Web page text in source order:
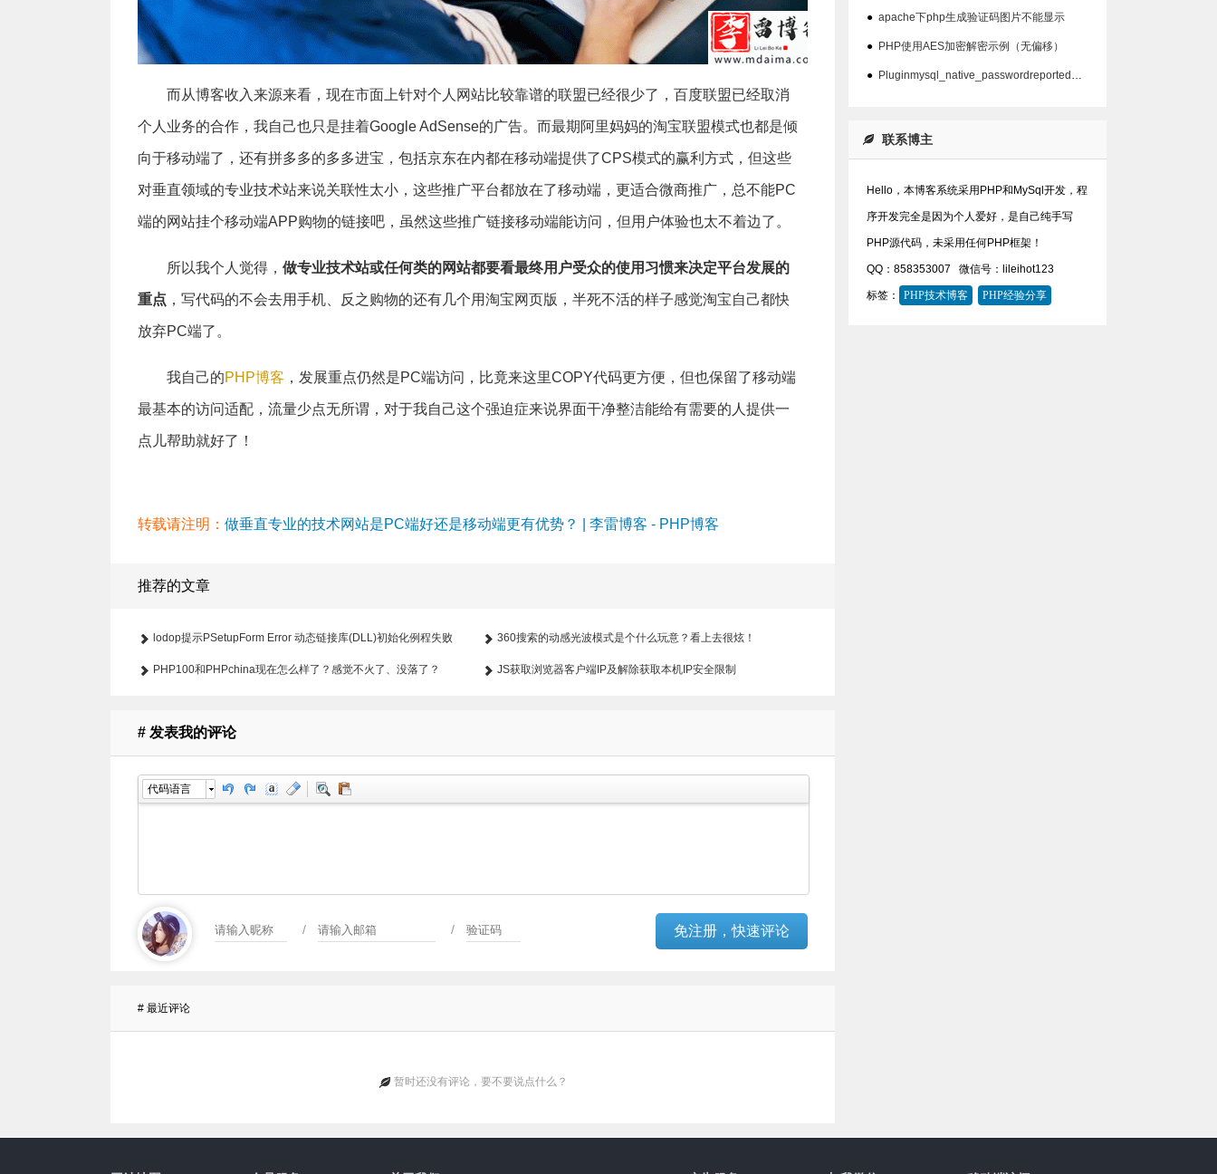
而从博客收入来源来看，现在市面上针对个人网站比较靠谱的联盟已经很少了，百度联盟已经取消
个人业务的合作，我自己也只是挂着Google AdSense的广告。而最期阿里妈妈的淘宝联盟模式也都是倾
向于移动端了，还有拼多多的多多进宝，包括京东在内都在移动端提供了CPS模式的赢利方式，但这些
对垂直领域的专业技术站来说关联性太小，这些推广平台都放在了移动端，更适合微商推广，总不能PC
端的网站挂个移动端APP购物的链接吧，虽然这些推广链接移动端能访问，但用户体验也太不着边了。
所以我个人觉得， 做专业技术站或任何类的网站都要看最终用户受众的使用习惯来决定平台发展的
重点 ，写代码的不会去用手机、反之购物的还有几个用淘宝网页版，半死不活的样子感觉淘宝自己都快
放弃PC端了。
我自己的PHP博客 ，发展重点仍然是PC端访问，比竟来这里COPY代码更方便，但也保留了移动端
最基本的访问适配 ，流量少点无所谓，对于我自己这个强迫症来说界面干净整洁能给有需要的人提供一
点儿帮助就好了！
转载请注明： 做垂直专业的技术网站是PC端好还是移动端更有优势？ | 李雷博客 - PHP博客
推荐的文章
lodop提示PSetupForm Error 动态链接库(DLL)初始化例程失败 360搜索的动感光波模式是个什么玩意？看上去很炫！
PHP100和PHPchina现在怎么样了？感觉不火了、没落了？ JS获取浏览器客户端IP及解除获取本机IP安全限制
# 发表我的评论
代码语言
/ /
# 最近评论
暂时还没有评论，要不要说点什么？
● apache下php生成验证码图片不能显示
● PHP使用AES加密解密示例（无偏移）
● Pluginmysql_native_passwordreported:''mysql_native_password'isdeprecate问题
联系博主
Hello，本博客系统采用PHP和MySql开发，程
序开发完全是因为个人爱好，是自己纯手写
PHP源代码，未采用任何PHP框架！
QQ：858353007 微信号：lileihot123
标签： PHP技术博客 PHP经验分享